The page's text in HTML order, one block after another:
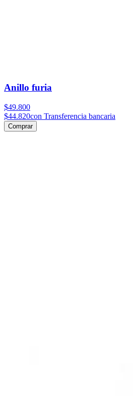
Anillo furia
$49.800
$44.820con Transferencia bancaria
Comprar